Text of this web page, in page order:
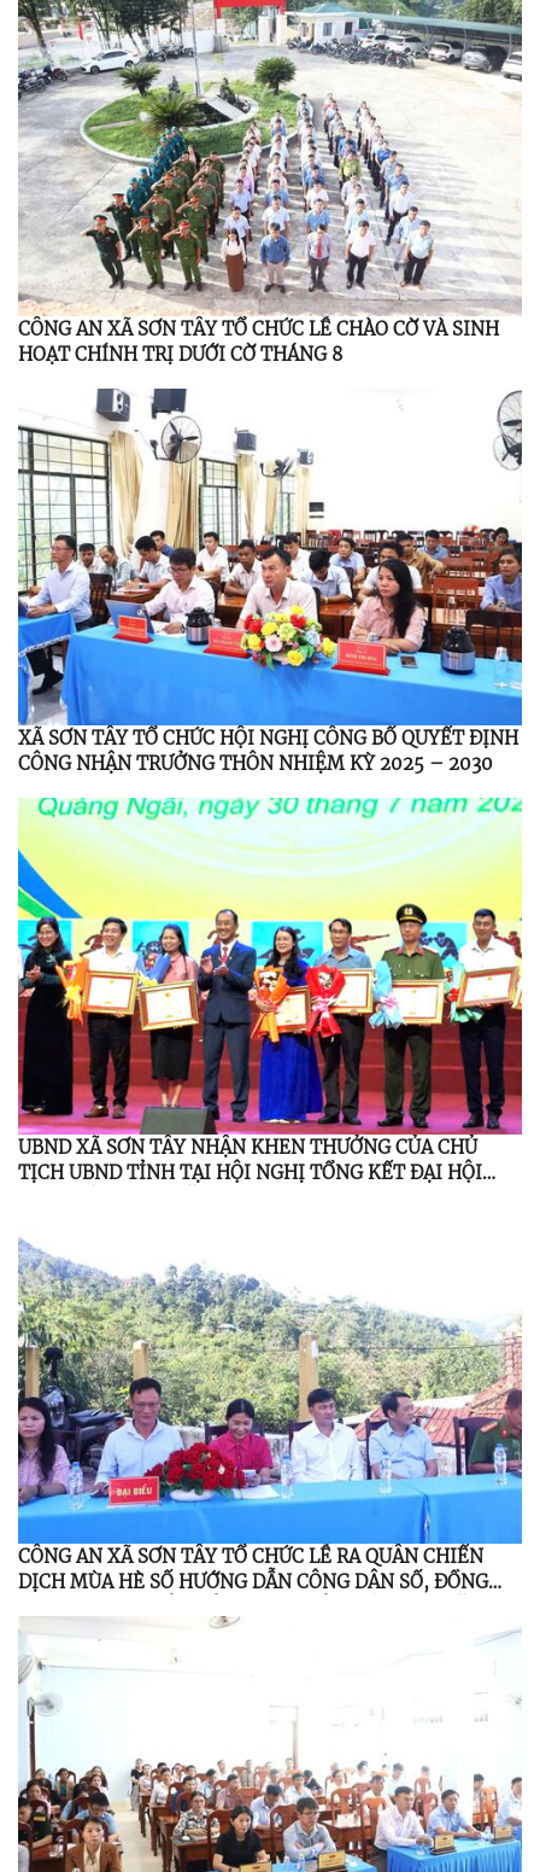
CÔNG AN XÃ SƠN TÂY TỔ CHỨC LỄ CHÀO CỜ VÀ SINH
HOẠT CHÍNH TRỊ DƯỚI CỜ THÁNG 8
XÃ SƠN TÂY TỔ CHỨC HỘI NGHỊ CÔNG BỐ QUYẾT ĐỊNH
CÔNG NHẬN TRƯỞNG THÔN NHIỆM KỲ 2025 – 2030
UBND XÃ SƠN TÂY NHẬN KHEN THƯỞNG CỦA CHỦ
TỊCH UBND TỈNH TẠI HỘI NGHỊ TỔNG KẾT ĐẠI HỘI
CÔNG AN XÃ SƠN TÂY TỔ CHỨC LỄ RA QUÂN CHIẾN
DỊCH MÙA HÈ SỐ HƯỚNG DẪN CÔNG DÂN SỐ, ĐỒNG
2026